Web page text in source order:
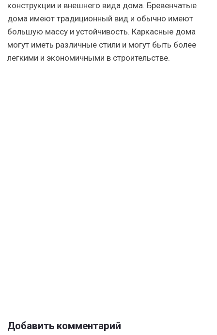
конструкции и внешнего вида дома. Бревенчатые
дома имеют традиционный вид и обычно имеют
большую массу и устойчивость. Каркасные дома
могут иметь различные стили и могут быть более
легкими и экономичными в строительстве.
Добавить комментарий